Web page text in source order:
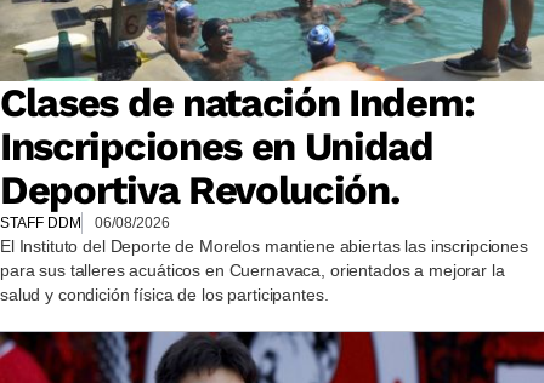
Clases de natación Indem:
Inscripciones en Unidad
Deportiva Revolución.
STAFF DDM 06/08/2026
El Instituto del Deporte de Morelos mantiene abiertas las inscripciones
para sus talleres acuáticos en Cuernavaca, orientados a mejorar la
salud y condición física de los participantes.